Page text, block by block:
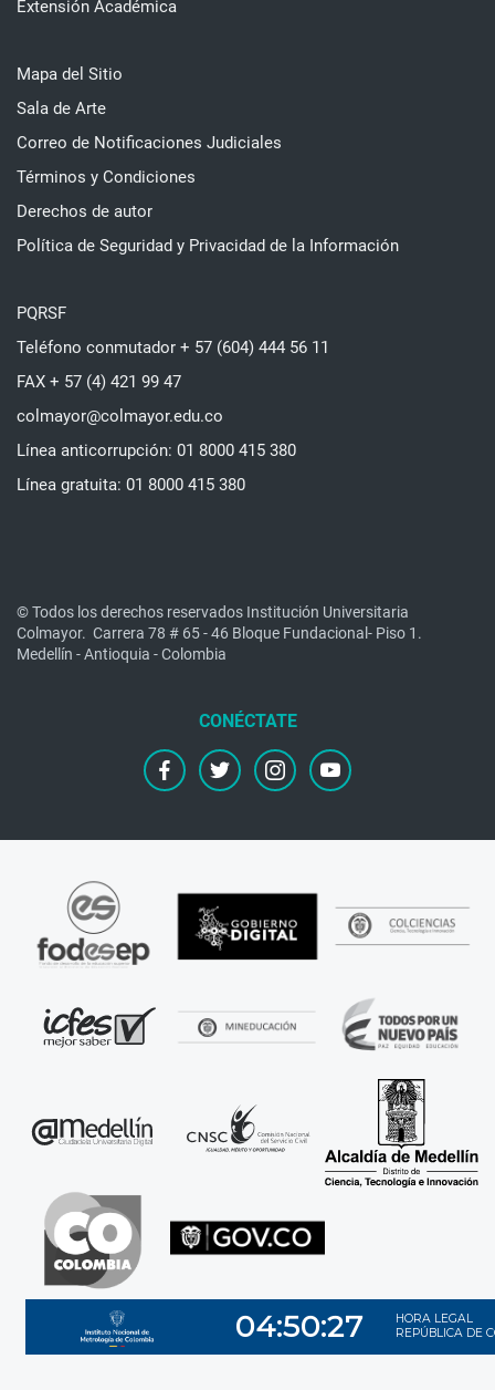
Extensión Académica
Mapa del Sitio
Sala de Arte
Correo de Notificaciones Judiciales
Términos y Condiciones
Derechos de autor
Política de Seguridad y Privacidad de la Información
PQRSF
Teléfono conmutador + 57 (604) 444 56 11
FAX + 57 (4) 421 99 47
colmayor@colmayor.edu.co
Línea anticorrupción: 01 8000 415 380
Línea gratuita: 01 8000 415 380
© Todos los derechos reservados Institución Universitaria
Colmayor. Carrera 78 # 65 - 46 Bloque Fundacional- Piso 1.
Medellín - Antioquia - Colombia